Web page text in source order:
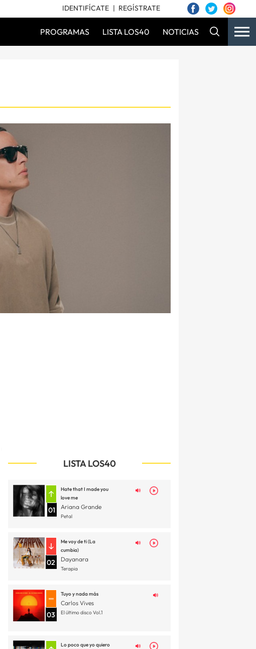
IDENTIFÍCATE REGÍSTRATE
PROGRAMAS LISTA LOS40 NOTICIAS
LISTA LOS40
01
Hate that I made you
love me
Ariana Grande
Petal
02
Me voy de ti (La
cumbia)
Dayanara
Terapia
03
Tuyo y nada más
Carlos Vives
El último disco Vol.1
Lo poco que yo quiero